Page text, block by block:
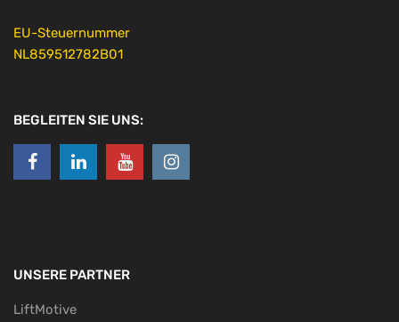
EU-Steuernummer
NL859512782B01
BEGLEITEN SIE UNS:
UNSERE PARTNER
LiftMotive